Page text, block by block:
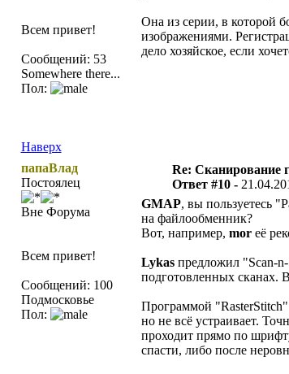
Всем привет!
Сообщений: 53
Somewhere there...
Пол:
Она из серии, в которой
изображениями.
дело хозяйское, если
Наверх
папаВлад
Постоялец
Вне Форума
Всем привет!
Сообщений: 100
Подмосковье
Пол:
Re: Сканирование
Ответ #10 -
GMAP, вы пользуетесь
на файлообменник?
Вот, например, morеё
Lykasпредложил "Scan-n-
подготовленных сканах.
Программой
но не всё устраивает.
проходит прямо по
спасти, либо после